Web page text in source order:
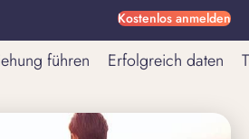
Kostenlos anmelden
führen Erfolgreich daten